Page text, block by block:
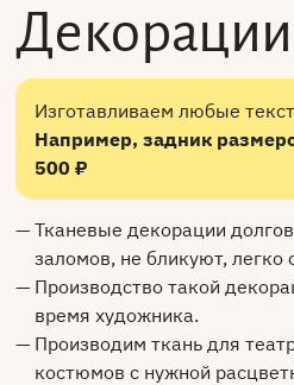
Декорации
Изготавливаем любые
Например, задник
500 ₽
Тканевые декорации
заломов, не бликуют, легко
Производство такой
время художника.
Производим ткань для
костюмов с нужной